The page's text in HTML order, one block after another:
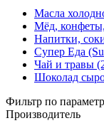
Масла
Мёд,
Напитки,
Супер Еда
Чай и травы
Шоколад
Фильтр по
Производитель